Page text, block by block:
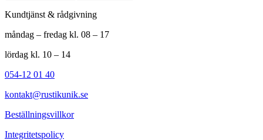
Kundtjänst & rådgivning
måndag – fredag kl. 08 – 17
lördag kl. 10 – 14
054-12 01 40
kontakt@rustikunik.se
Beställningsvillkor
Integritetspolicy